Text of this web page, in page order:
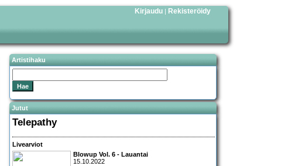
Kirjaudu | Rekisteröidy
Artistihaku
Jutut
Telepathy
Livearviot
Blowup Vol. 6 - Lauantai
15.10.2022